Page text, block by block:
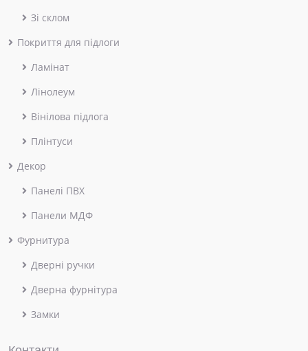
Зі склом
Покриття для підлоги
Ламінат
Лінолеум
Вінілова підлога
Плінтуси
Декор
Панелі ПВХ
Панели МДФ
Фурнитура
Дверні ручки
Дверна фурнітура
Замки